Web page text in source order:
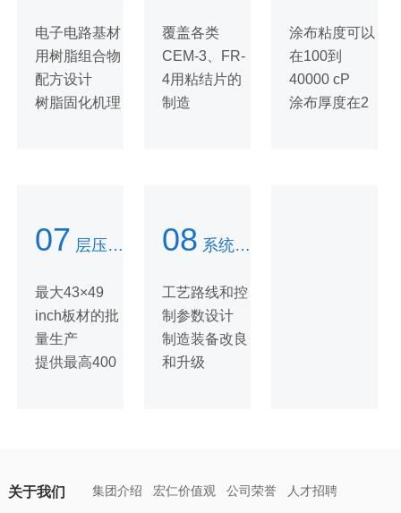
电子电路基材
用树脂组合物
配方设计
树脂固化机理
覆盖各类
CEM-3、FR-
4用粘结片的
制造
薄粘结片的制
涂布粘度可以
在100到
40000 cP
涂布厚度在2
07 层压能力
最大43×49
inch板材的批
量生产
提供最高400
400 ℃高温辊
08 系统的覆铜板工程化技术开发
工艺路线和控
制参数设计
制造装备改良
和升级
关于我们 集团介绍 宏仁价值观 公司荣誉 人才招聘